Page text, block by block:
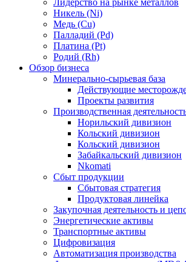
Никель (Ni)
Медь (Cu)
Палладий (Pd)
Платина (Pt)
Родий (Rh)
Обзор бизнеса
Минерально-сырьевая база
Действующие
Проекты развития
Производственная
Норильский дивизион
Кольский дивизион
Кольский дивизион
Забайкальский дивизион
Nkomati
Сбыт продукции
Сбытовая стратегия
Продуктовая линейка
Закупочная деятельность и
Энергетические активы
Транспортные активы
Цифровизация
Автоматизация производства